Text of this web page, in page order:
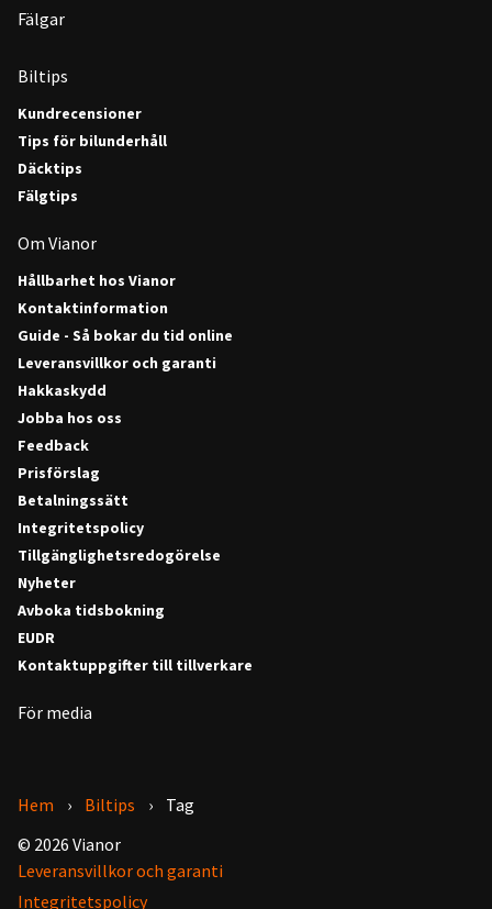
Fälgar
Biltips
Kundrecensioner
Tips för bilunderhåll
Däcktips
Fälgtips
Om Vianor
Hållbarhet hos Vianor
Kontaktinformation
Guide - Så bokar du tid online
Leveransvillkor och garanti
Hakkaskydd
Jobba hos oss
Feedback
Prisförslag
Betalningssätt
Integritetspolicy
Tillgänglighetsredogörelse
Nyheter
Avboka tidsbokning
EUDR
Kontaktuppgifter till tillverkare
För media
Hem Biltips
Tag
© 2026 Vianor
Leveransvillkor och garanti
Integritetspolicy